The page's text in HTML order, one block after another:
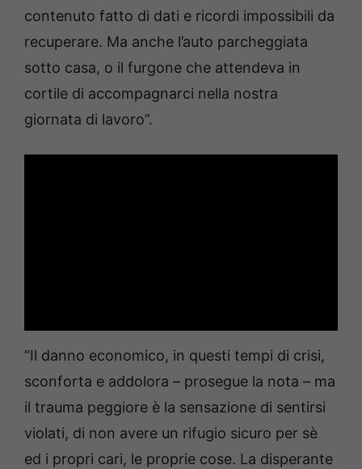
contenuto fatto di dati e ricordi impossibili da
recuperare. Ma anche l’auto parcheggiata
sotto casa, o il furgone che attendeva in
cortile di accompagnarci nella nostra
giornata di lavoro”.
“Il danno economico, in questi tempi di crisi,
sconforta e addolora – prosegue la nota – ma
il trauma peggiore è la sensazione di sentirsi
violati, di non avere un rifugio sicuro per sè
ed i propri cari, le proprie cose. La disperante